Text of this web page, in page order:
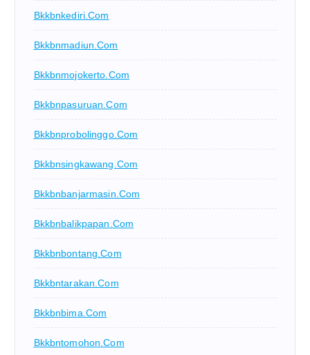
Bkkbnkediri.com
Bkkbnmadiun.com
Bkkbnmojokerto.com
Bkkbnpasuruan.com
Bkkbnprobolinggo.com
Bkkbnsingkawang.com
Bkkbnbanjarmasin.com
Bkkbnbalikpapan.com
Bkkbnbontang.com
Bkkbntarakan.com
Bkkbnbima.com
Bkkbntomohon.com